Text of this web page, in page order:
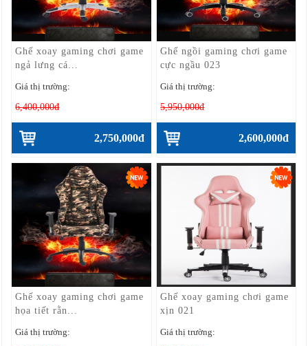
Ghế xoay gaming chơi game
ngả lưng cá...
Giá thị trường:
6,400,000đ
2,750,000đ
Ghế ngồi gaming chơi game
cực ngầu 023
Giá thị trường:
5,950,000đ
2,600,000đ
Ghế xoay gaming chơi game
họa tiết rằn...
Giá thị trường:
Ghế xoay gaming chơi game
xịn 021
Giá thị trường: